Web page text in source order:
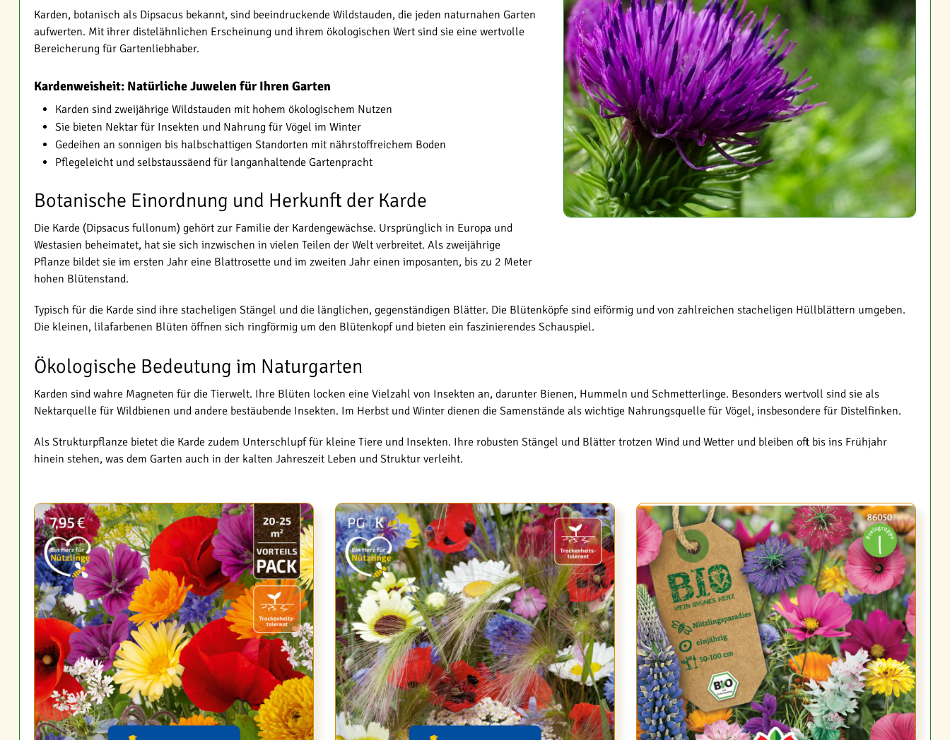
Karden, botanisch als Dipsacus bekannt, sind beeindruckende Wildstauden, die jeden naturnahen Garten
aufwerten. Mit ihrer distelähnlichen Erscheinung und ihrem ökologischen Wert sind sie eine wertvolle
Bereicherung für Gartenliebhaber.
Kardenweisheit: Natürliche Juwelen für Ihren Garten
Karden sind zweijährige Wildstauden mit hohem ökologischem Nutzen
Sie bieten Nektar für Insekten und Nahrung für Vögel im Winter
Gedeihen an sonnigen bis halbschattigen Standorten mit nährstoffreichem Boden
Pflegeleicht und selbstaussäend für langanhaltende Gartenpracht
Botanische Einordnung und Herkunft der Karde
Die Karde (Dipsacus fullonum) gehört zur Familie der Kardengewächse. Ursprünglich in Europa und
Westasien beheimatet, hat sie sich inzwischen in vielen Teilen der Welt verbreitet. Als zweijährige
Pflanze bildet sie im ersten Jahr eine Blattrosette und im zweiten Jahr einen imposanten, bis zu 2 Meter
hohen Blütenstand.
Typisch für die Karde sind ihre stacheligen Stängel und die länglichen, gegenständigen Blätter. Die Blütenköpfe sind eiförmig und von zahlreichen stacheligen Hüllblättern umgeben.
Die kleinen, lilafarbenen Blüten öffnen sich ringförmig um den Blütenkopf und bieten ein faszinierendes Schauspiel.
Ökologische Bedeutung im Naturgarten
Karden sind wahre Magneten für die Tierwelt. Ihre Blüten locken eine Vielzahl von Insekten an, darunter Bienen, Hummeln und Schmetterlinge. Besonders wertvoll sind sie als
Nektarquelle für Wildbienen und andere bestäubende Insekten. Im Herbst und Winter dienen die Samenstände als wichtige Nahrungsquelle für Vögel, insbesondere für Distelfinken.
Als Strukturpflanze bietet die Karde zudem Unterschlupf für kleine Tiere und Insekten. Ihre robusten Stängel und Blätter trotzen Wind und Wetter und bleiben oft bis ins Frühjahr
hinein stehen, was dem Garten auch in der kalten Jahreszeit Leben und Struktur verleiht.